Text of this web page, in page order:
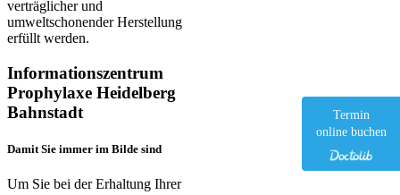
verträglicher und
umweltschonender Herstellung
erfüllt werden.
Informationszentrum
Prophylaxe Heidelberg
Bahnstadt
Damit Sie immer im Bilde sind
Um Sie bei der Erhaltung Ihrer
Termin
online buchen